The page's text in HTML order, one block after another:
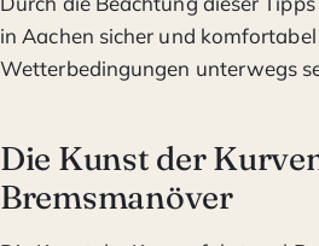
in Aachen sicher und
Wetterbedingungen unterwegs
Die Kunst der
Bremsmanöver